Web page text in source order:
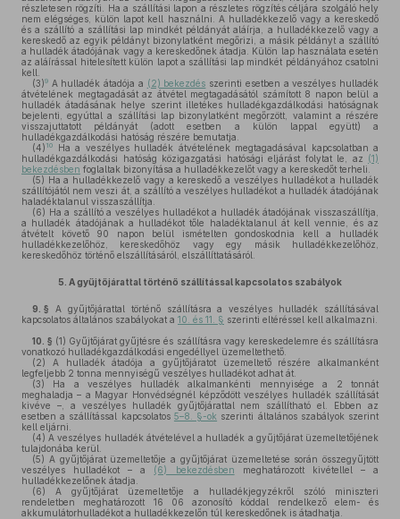
részletesen rögzíti. Ha a szállítási lapon a részletes rögzítés céljára szolgáló hely
nem elégséges, külön lapot kell használni. A hulladékkezelő vagy a kereskedő
és a szállító a szállítási lap mindkét példányát aláírja, a hulladékkezelő vagy a
kereskedő az egyik példányt bizonylatként megőrizi, a másik példányt a szállító
a hulladék átadójának vagy a kereskedőnek átadja. Külön lap használata esetén
az aláírással hitelesített külön lapot a szállítási lap mindkét példányához csatolni
kell.
(3)9 A hulladék átadója a (2) bekezdés szerinti esetben a veszélyes hulladék
átvételének megtagadását az átvétel megtagadásától számított 8 napon belül a
hulladék átadásának helye szerint illetékes hulladékgazdálkodási hatóságnak
bejelenti, egyúttal a szállítási lap bizonylatként megőrzött, valamint a részére
visszajuttatott példányát (adott esetben a külön lappal együtt) a
hulladékgazdálkodási hatóság részére bemutatja.
(4) 10
Ha a veszélyes hulladék átvételének megtagadásával kapcsolatban a
hulladékgazdálkodási hatóság közigazgatási hatósági eljárást folytat le, az (1)
bekezdésben foglaltak bizonyítása a hulladékkezelőt vagy a kereskedőt terheli.
(5) Ha a hulladékkezelő vagy a kereskedő a veszélyes hulladékot a hulladék
szállítójától nem veszi át, a szállító a veszélyes hulladékot a hulladék átadójának
haladéktalanul visszaszállítja.
(6) Ha a szállító a veszélyes hulladékot a hulladék átadójának visszaszállítja,
a hulladék átadójának a hulladékot tőle haladéktalanul át kell vennie, és az
átvételt követő 90 napon belül ismételten gondoskodnia kell a hulladék
hulladékkezelőhöz, kereskedőhöz vagy egy másik hulladékkezelőhöz,
kereskedőhöz történő elszállításáról, elszállíttatásáról.
5. A gyűjtőjárattal történő szállítással kapcsolatos szabályok
9. § A gyűjtőjárattal történő szállításra a veszélyes hulladék szállításával
kapcsolatos általános szabályokat a 10. és 11. § szerinti eltéréssel kell alkalmazni.
10. § (1) Gyűjtőjárat gyűjtésre és szállításra vagy kereskedelemre és szállításra
vonatkozó hulladékgazdálkodási engedéllyel üzemeltethető.
(2) A hulladék átadója a gyűjtőjáratot üzemeltető részére alkalmanként
legfeljebb 2 tonna mennyiségű veszélyes hulladékot adhat át.
(3) Ha a veszélyes hulladék alkalmankénti mennyisége a 2 tonnát
meghaladja – a Magyar Honvédségnél képződött veszélyes hulladék szállítását
kivéve –, a veszélyes hulladék gyűjtőjárattal nem szállítható el. Ebben az
esetben a szállítással kapcsolatos 5–8. §-ok szerinti általános szabályok szerint
kell eljárni.
(4) A veszélyes hulladék átvételével a hulladék a gyűjtőjárat üzemeltetőjének
tulajdonába kerül.
(5) A gyűjtőjárat üzemeltetője a gyűjtőjárat üzemeltetése során összegyűjtött
veszélyes hulladékot – a (6) bekezdésben meghatározott kivétellel – a
hulladékkezelőnek átadja.
(6) A gyűjtőjárat üzemeltetője a hulladékjegyzékről szóló miniszteri
rendeletben meghatározott 16 06 azonosító kóddal rendelkező elem- és
akkumulátorhulladékot a hulladékkezelőn túl kereskedőnek is átadhatja.